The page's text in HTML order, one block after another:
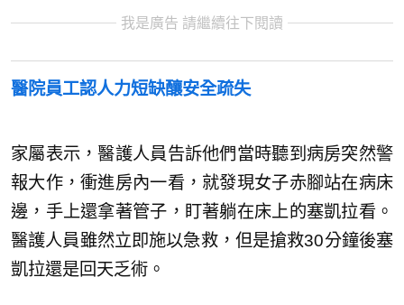
我是廣告 請繼續往下閱讀
醫院員工認人力短缺釀安全疏失
家屬表示，醫護人員告訴他們當時聽到病房突然警
報大作，衝進房內一看，就發現女子赤腳站在病床
邊，手上還拿著管子，盯著躺在床上的塞凱拉看。
醫護人員雖然立即施以急救，但是搶救30分鐘後塞
凱拉還是回天乏術。